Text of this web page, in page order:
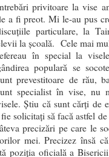
privitoare la vise
a fi preot. Mi le-au pus
particulare, la
la școală. Cele mai
în special la
populară se
prevestitoare de rău,
specialist în vise, nu
Știu că sunt cărți de
solicitați să facă astfel
precizări pe care le
mei. Precizez însă
poziția oficială a